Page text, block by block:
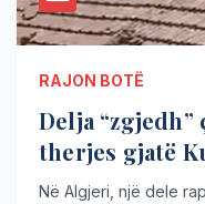
RAJON BOTË
Delja
therjes gjatë
Në Algjeri, një dele